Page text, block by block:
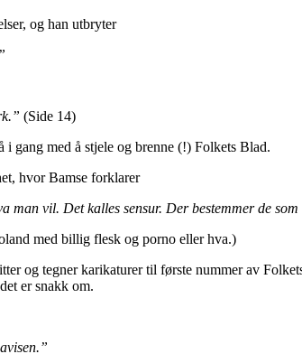
og han utbryter
(Side 14)
i gang med å stjele og brenne (!) Folkets Blad.
hvor Bamse forklarer
man vil. Det kalles sensur. Der bestemmer de
med billig flesk og porno eller hva.)
og tegner karikaturer til første nummer av
er snakk om.